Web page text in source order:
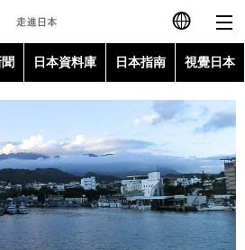
日本語
English
简体字
Français
日本資料庫 日本指南 視覺日本